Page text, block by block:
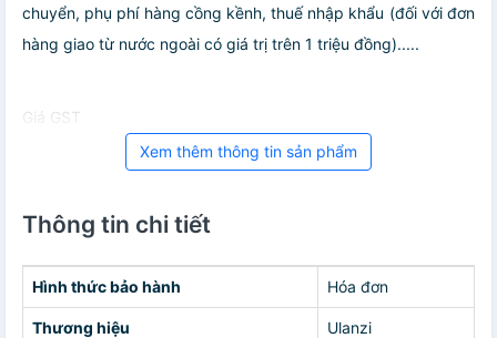
chuyển, phụ phí hàng cồng kềnh, thuế nhập khẩu (đối với đơn
hàng giao từ nước ngoài có giá trị trên 1 triệu đồng).....
Giá GST
Xem thêm thông tin sản phẩm
Thông tin chi tiết
Hình thức bảo hành Hóa đơn
Thương hiệu Ulanzi